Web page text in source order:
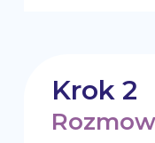
Krok 2